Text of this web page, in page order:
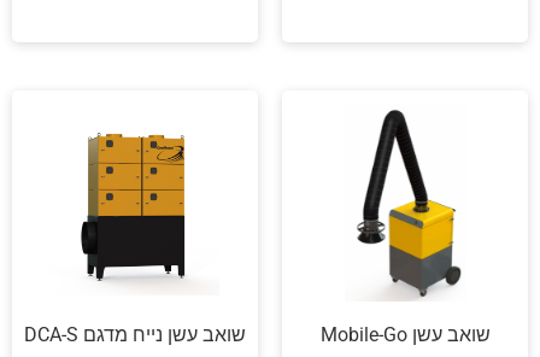
שואב עשן Mobile-Go שואב עשן נייח מדגם DCA-S